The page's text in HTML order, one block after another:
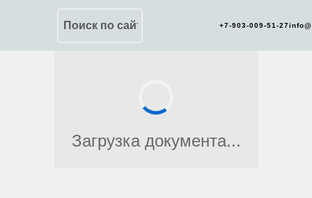
+7-903-009-51-27
Загрузка документа...